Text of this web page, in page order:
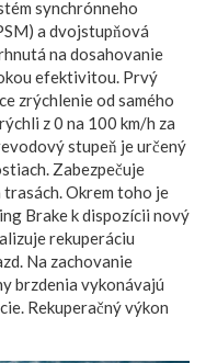
synchrónneho
a dvojstupňová
na dosahovanie
efektivitou. Prvý
zrýchlenie od samého
z 0 na 100 km/h za
stupeň je určený
Zabezpečuje
Okrem toho je
Brake k dispozícii nový
rekuperáciu
Na zachovanie
brzdenia vykonávajú
Rekuperačný výkon